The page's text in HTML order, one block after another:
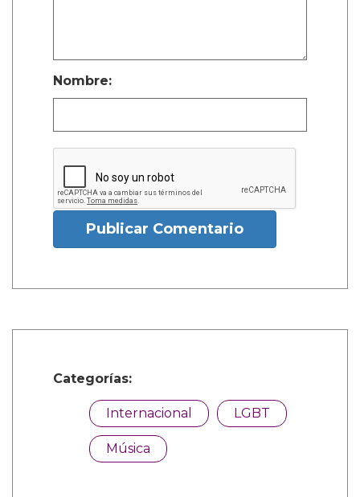
Nombre:
Publicar Comentario
Categorías:
Internacional LGBT
Música